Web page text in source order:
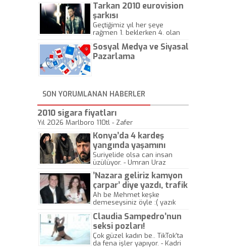
Tarkan 2010 eurovision
şarkısı
Geçtiğimiz yıl her şeye
rağmen 1. beklerken 4. olan
gösterisinin bu yarışmada
önemli olmadığını anlamıştır.
Sosyal Medya ve Siyasal
Pazarlama
SON YORUMLANAN HABERLER
2010 sigara fiyatları
Yıl 2026 Marlboro 110tl - Zafer
Konya’da 4 kardeş
yangında yaşamını
yitirdi
Suriyelide olsa can insan
üzülüyor. - Umran Uraz
’Nazara geliriz kamyon
çarpar’ diye yazdı, trafik
kazasında öldü!
Ah be Mehmet keşke
demeseysiniz öyle :( yazık
Claudia Sampedro’nun
seksi pozları!
Çok güzel kadın be.. TikTok'ta
da fena işler yapıyor. - Kadri